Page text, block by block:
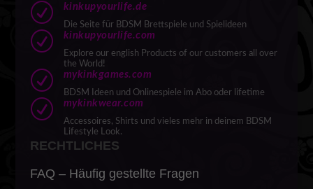
R kinkupyourlife.de
Die Seite für BDSM Brettspiele und Spielideen
R kinkupyourlife.com
Explore our english Products of our customers all over
the World!
R mykinkgames.com
BDSM Ideen und Onlinespiele im Abo oder lifetime
R mykinkwear.com
Accessoires, Shirts und vieles mehr in deinem BDSM
Lifestyle Look.
RECHTLICHES
FAQ – Häufig gestellte Fragen